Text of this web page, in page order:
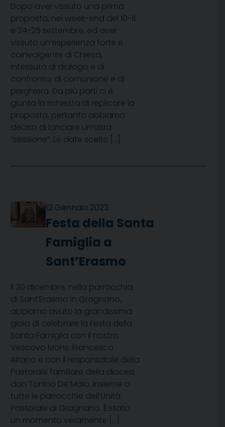
Dopo aver vissuto una prima
proposta, nei week-end del 10-11
e 24-25 settembre, ed aver
vissuto un’esperienza forte e
coinvolgente di Chiesa,
intessuta di dialogo e di
confronto, di comunione e di
preghiera. Da più parti ci è
giunta la richiesta di replicare la
proposta, pertanto abbiamo
deciso di lanciare un’altra
“sessione”. Le date scelte […]
12 Gennaio 2023
Festa della Santa
Famiglia a
Sant’Erasmo
Il 30 dicembre, nella parrocchia
di Sant’Erasmo in Gragnano,
abbiamo avuto la grandissima
gioia di celebrare la Festa della
Santa Famiglia con il nostro
Vescovo Mons. Francesco
Alfano e con il responsabile della
Pastorale familiare della diocesi
don Tonino De Maio, insieme a
tutte le parrocchie dell’Unità
Pastorale di Gragnano. È stato
un momento veramente […]